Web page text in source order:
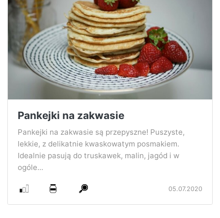
Pankejki na zakwasie
Pankejki na zakwasie są przepyszne! Puszyste,
lekkie, z delikatnie kwaskowatym posmakiem.
Idealnie pasują do truskawek, malin, jagód i w
ogóle...
05.07.2020